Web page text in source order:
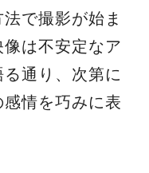
で撮影が始ま
は不安定なア
通り、次第に
情を巧みに表